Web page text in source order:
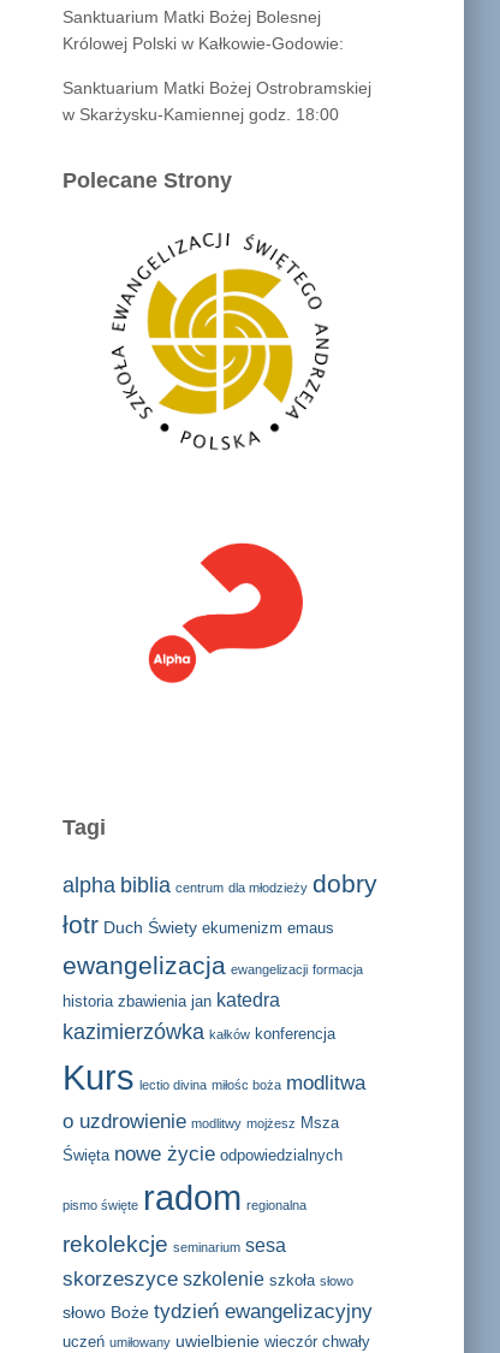
Sanktuarium Matki Bożej Bolesnej
Królowej Polski w Kałkowie-Godowie:
Sanktuarium Matki Bożej Ostrobramskiej
w Skarżysku-Kamiennej godz. 18:00
Polecane Strony
Tagi
alpha biblia centrum dla młodzieży dobry
łotr Duch Świety ekumenizm emaus
ewangelizacja ewangelizacji formacja
historia zbawienia jan katedra
kazimierzówka kałków konferencja
Kurs lectio divina miłośc boża modlitwa
o uzdrowienie modlitwy mojżesz Msza
Święta nowe życie odpowiedzialnych
pismo święte radom regionalna
rekolekcje seminarium sesa
skorzeszyce szkolenie szkoła słowo
słowo Boże tydzień ewangelizacyjny
uczeń umiłowany uwielbienie wieczór chwały